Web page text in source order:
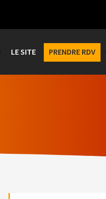
LE SITE PRENDRE RDV